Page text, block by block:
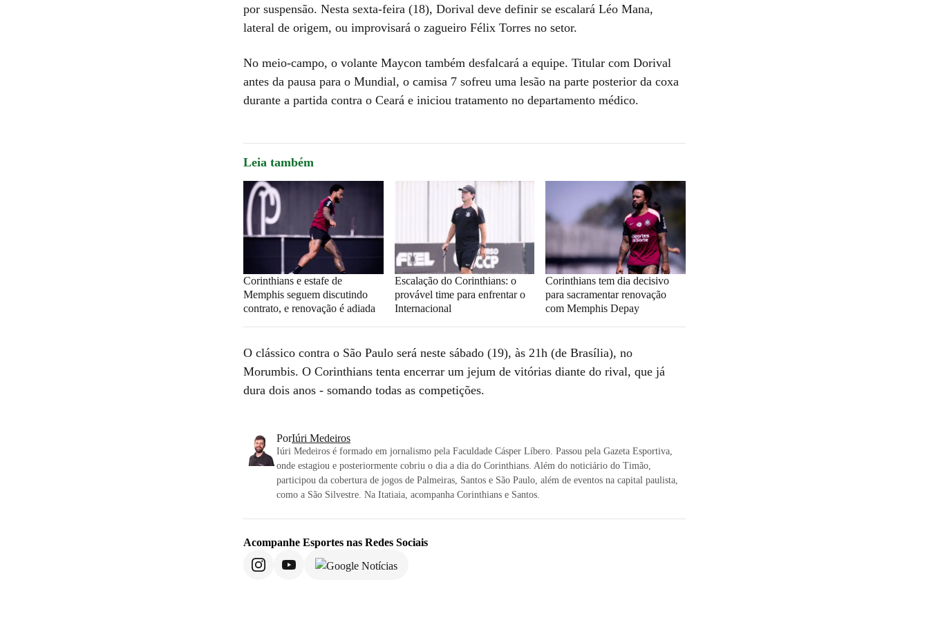
por suspensão. Nesta sexta-feira (18), Dorival deve definir se escalará Léo Mana,
lateral de origem, ou improvisará o zagueiro Félix Torres no setor.
No meio-campo, o volante Maycon também desfalcará a equipe. Titular com Dorival
antes da pausa para o Mundial, o camisa 7 sofreu uma lesão na parte posterior da coxa
durante a partida contra o Ceará e iniciou tratamento no departamento médico.
Leia também
Corinthians e estafe de
Memphis seguem discutindo
contrato, e renovação é adiada
Escalação do Corinthians: o
provável time para enfrentar o
Internacional
Corinthians tem dia decisivo
para sacramentar renovação
com Memphis Depay
O clássico contra o São Paulo será neste sábado (19), às 21h (de Brasília), no
Morumbis. O Corinthians tenta encerrar um jejum de vitórias diante do rival, que já
dura dois anos - somando todas as competições.
PorIúri Medeiros
Iúri Medeiros é formado em jornalismo pela Faculdade Cásper Líbero. Passou pela Gazeta Esportiva,
onde estagiou e posteriormente cobriu o dia a dia do Corinthians. Além do noticiário do Timão,
participou da cobertura de jogos de Palmeiras, Santos e São Paulo, além de eventos na capital paulista,
como a São Silvestre. Na Itatiaia, acompanha Corinthians e Santos.
Acompanhe Esportes nas Redes Sociais